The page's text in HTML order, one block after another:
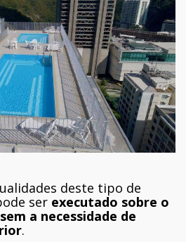
deste tipo de
ser executado sobre o
a necessidade de
.